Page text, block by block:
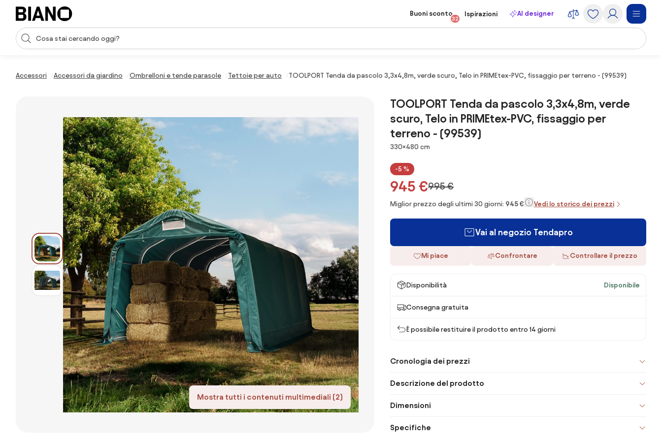
Salta la navigazione, vai al contenuto
Input della ricerca
Buoni sconto
32
Ispirazioni AI designer
Accessori Accessori da giardino Ombrelloni e tende parasole Tettoie per auto TOOLPORT Tenda da pascolo 3,3x4,8m, verde scuro, Telo in PRIMEtex-PVC, fissaggio per terreno - (99539)
Mostra tutti i contenuti multimediali (2)
TOOLPORT Tenda da pascolo 3,3x4,8m, verde
scuro, Telo in PRIMEtex-PVC, fissaggio per
terreno - (99539)
Dimensioni
330×480 cm
-5 %
945 €995 €
Miglior prezzo degli ultimi 30 giorni: 945 € Vedi lo storico dei prezzi
Vai al negozio Tendapro
Mi piace Confrontare Controllare il prezzo
Disponibilità Disponibile
Consegna gratuita
È possibile restituire il prodotto entro 14 giorni
Cronologia dei prezzi
Descrizione del prodotto
Dimensioni
Specifiche